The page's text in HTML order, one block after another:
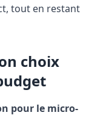
tout en restant
choix
pour le micro-